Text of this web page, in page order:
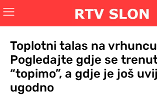
Toplotni talas na
Pogledajte gdje se
“topimo”, a gdje je još
ugodno